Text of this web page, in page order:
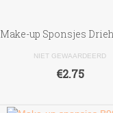
Make-up Sponsjes
NIET GEWAARDEERD
€2.75